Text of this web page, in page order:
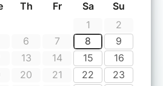
son appartement secret,
déjouez les pièges et
pour accéder à son
est compté
, et seule la
permettra de réussir.Une
une mission